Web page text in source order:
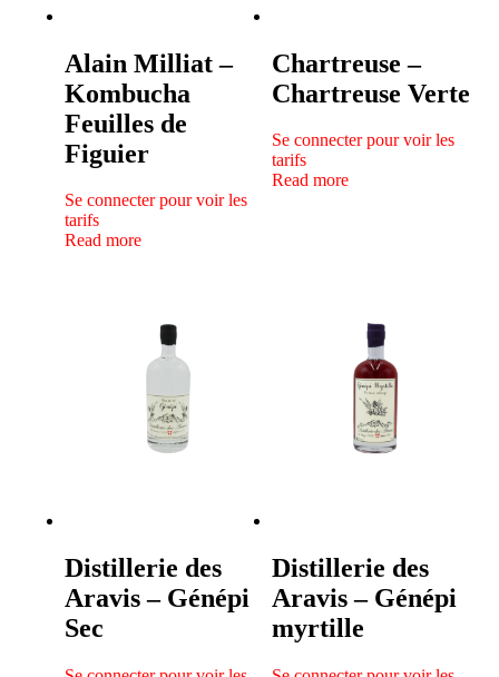
Alain Milliat –
Kombucha
Feuilles de
Figuier
Se connecter pour voir les
tarifs
Read more
Chartreuse –
Chartreuse Verte
Se connecter pour voir les
tarifs
Read more
Distillerie des
Aravis – Génépi
Sec
Distillerie des
Aravis – Génépi
myrtille